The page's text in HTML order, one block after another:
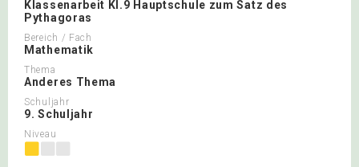
Klassenarbeit Kl.9 Hauptschule zum Satz des
Pythagoras
Bereich / Fach
Mathematik
Thema
Anderes Thema
Schuljahr
9. Schuljahr
Niveau